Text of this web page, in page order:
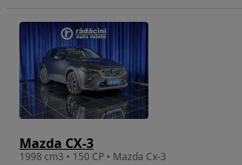
Mazda CX-3
1998 cm3 • 150 CP • Mazda Cx-3